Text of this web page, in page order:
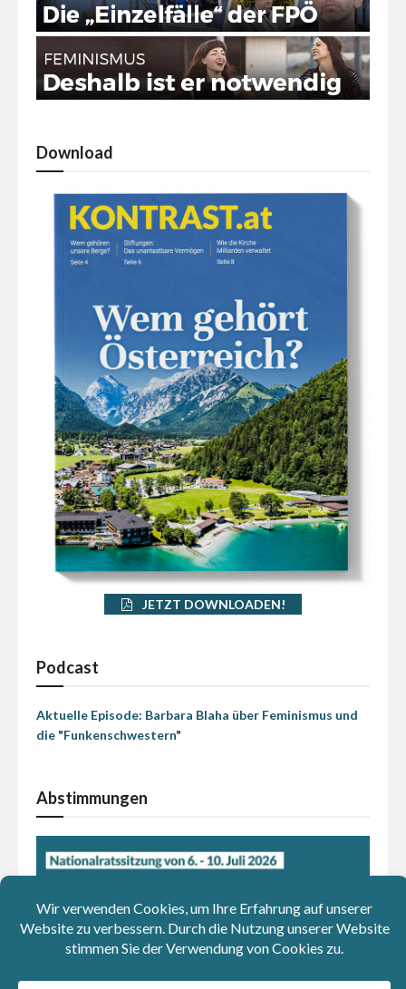
Download
JETZT DOWNLOADEN!
Podcast
Aktuelle Episode: Barbara Blaha über Feminismus und
die "Funkenschwestern"
Abstimmungen